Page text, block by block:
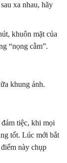
xa nhau, hãy
khuôn mặt của
“nọng cằm”.
khung ảnh.
tiệc, khi mọi
tốt. Lúc mới bắt
này chụp